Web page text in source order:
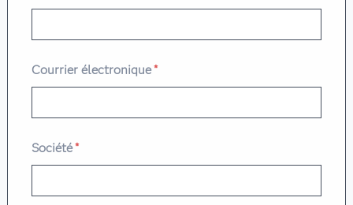
Courrier électronique*
Société*